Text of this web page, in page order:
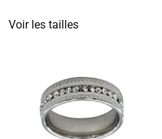
Voir les tailles